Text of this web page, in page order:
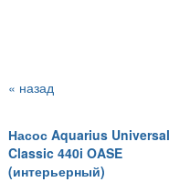
« назад
Насос Aquarius Universal
Classic 440i OASE
(интерьерный)